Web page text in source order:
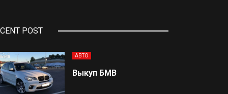
POST
АВТО
Выкуп БМВ